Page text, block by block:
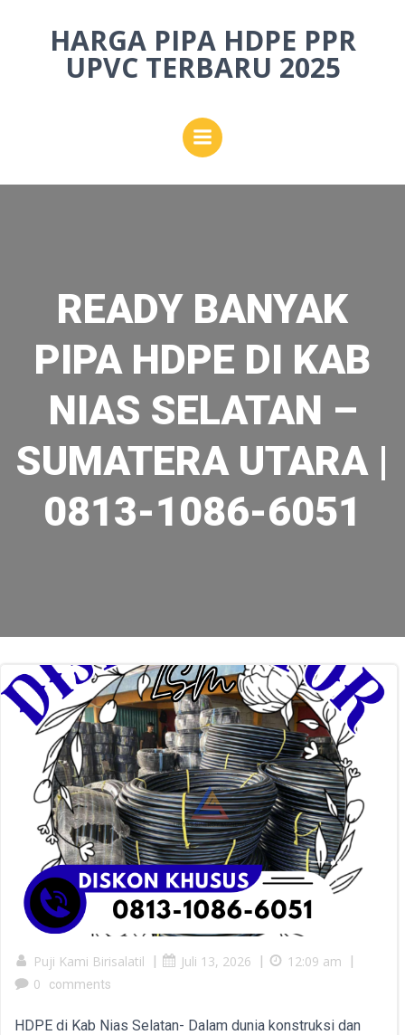
to
content
HARGA PIPA HDPE PPR
UPVC TERBARU 2025
READY BANYAK
PIPA HDPE DI KAB
NIAS SELATAN –
SUMATERA UTARA |
0813-1086-6051
Puji Kami Birisalatil | Juli 13, 2026 | 12:09 am
|
0
comments
HDPE di Kab Nias Selatan- Dalam dunia konstruksi dan